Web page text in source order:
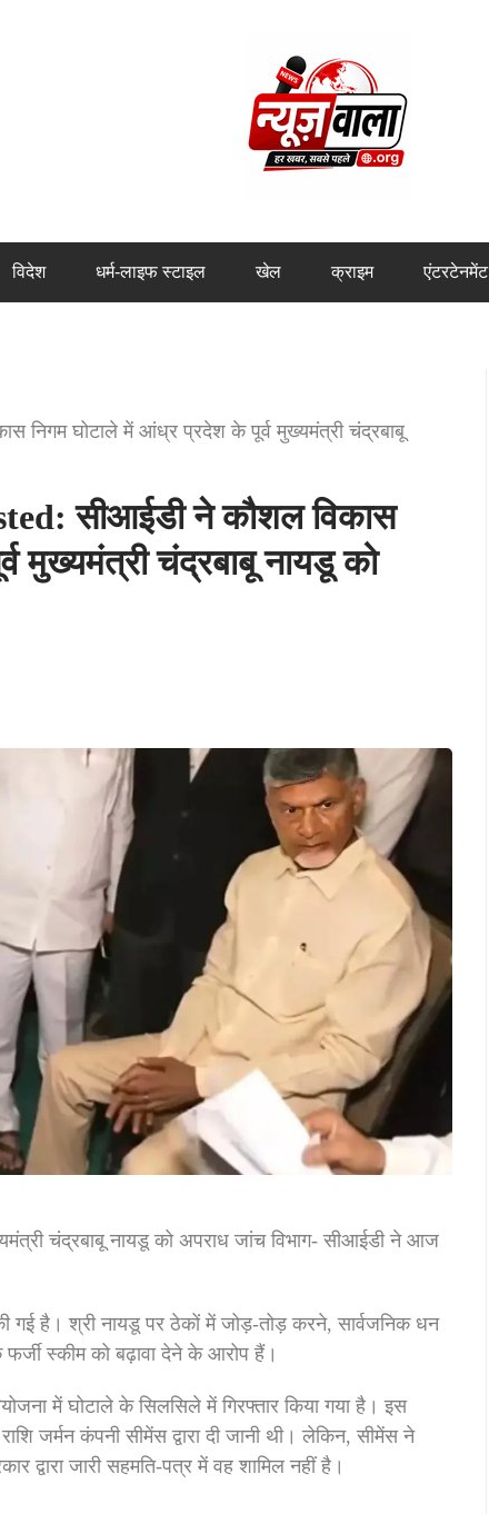
विदेश धर्म-लाइफ स्टाइल खेल क्राइम एंटरटेनमेंट
निगम घोटाले में आंध्र प्रदेश के पूर्व मुख्यमंत्री चंद्रबाबू
सीआईडी ने कौशल विकास
मुख्यमंत्री चंद्रबाबू नायडू को
चंद्रबाबू नायडू को अपराध जांच विभाग- सीआईडी ने आज
गई है। श्री नायडू पर ठेकों में जोड़-तोड़ करने, सार्वजनिक धन
स्कीम को बढ़ावा देने के आरोप हैं।
में घोटाले के सिलसिले में गिरफ्तार किया गया है। इस
जर्मन कंपनी सीमेंस द्वारा दी जानी थी। लेकिन, सीमेंस ने
द्वारा जारी सहमति-पत्र में वह शामिल नहीं है।